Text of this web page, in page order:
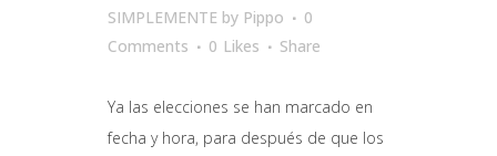
SIMPLEMENTE by Pippo
0
Comments
0 Likes Share
Ya las elecciones se han marcado en
fecha y hora, para después de que los